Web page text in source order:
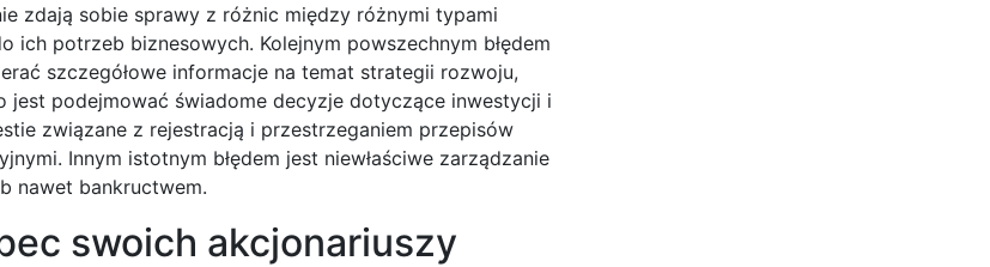
zdają sobie sprawy z różnic między różnymi typami
potrzeb biznesowych. Kolejnym powszechnym błędem
szczegółowe informacje na temat strategii rozwoju,
podejmować świadome decyzje dotyczące inwestycji i
związane z rejestracją i przestrzeganiem przepisów
Innym istotnym błędem jest niewłaściwe zarządzanie
nawet bankructwem.
swoich akcjonariuszy